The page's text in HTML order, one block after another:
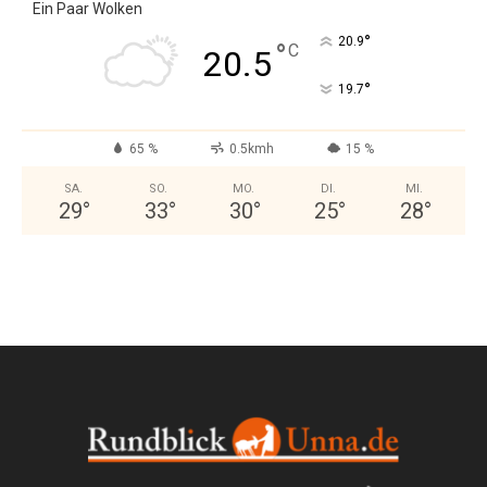
Ein Paar Wolken
20.5°C 20.9°
19.7°
65 % 0.5kmh 15 %
SA.
29°
SO.
33°
MO.
30°
DI.
25°
MI.
28°